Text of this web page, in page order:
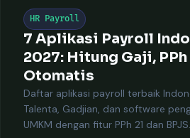
HR Payroll
7 Aplikasi Payroll
2027: Hitung Gaji, PPh
Otomatis
Daftar aplikasi payroll terbaik
Talenta, Gadjian, dan software
UMKM dengan fitur PPh 21 dan BPJS.